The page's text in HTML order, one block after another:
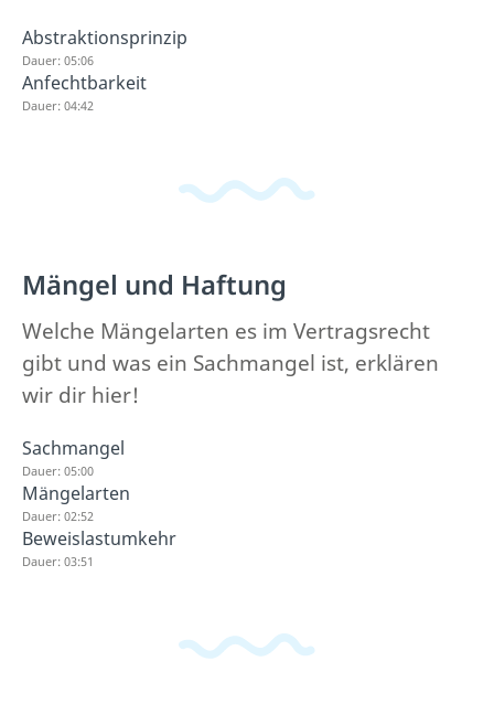
Abstraktionsprinzip
Dauer: 05:06
Anfechtbarkeit
Dauer: 04:42
Mängel und Haftung
Welche Mängelarten es im Vertragsrecht
gibt und was ein Sachmangel ist, erklären
wir dir hier!
Sachmangel
Dauer: 05:00
Mängelarten
Dauer: 02:52
Beweislastumkehr
Dauer: 03:51